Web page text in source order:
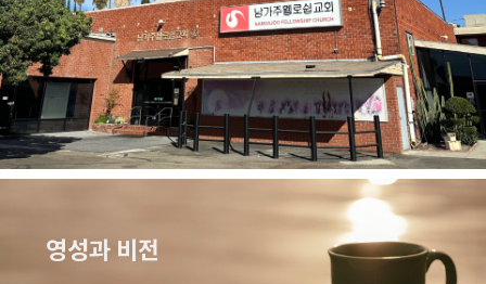
영성과 비전